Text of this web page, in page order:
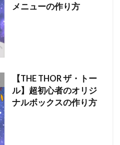
メニューの作り方
【THE THOR ザ・トー
ル】超初心者のオリジ
ナルボックスの作り方